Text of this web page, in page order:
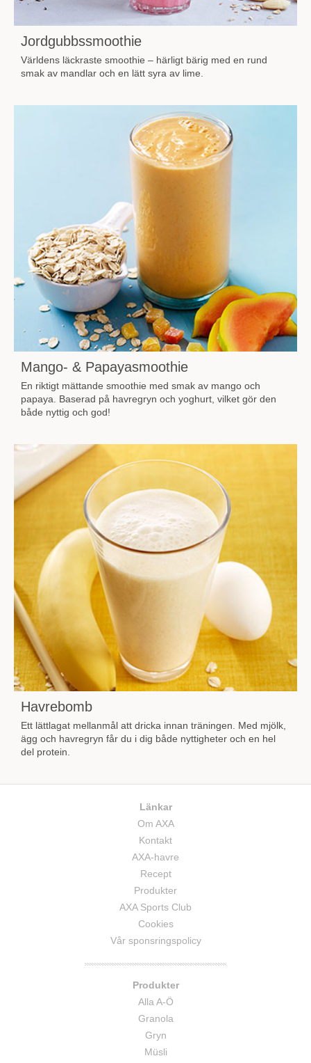
Jordgubbssmoothie
Världens läckraste smoothie – härligt bärig med en rund
smak av mandlar och en lätt syra av lime.
Mango- & Papayasmoothie
En riktigt mättande smoothie med smak av mango och
papaya. Baserad på havregryn och yoghurt, vilket gör den
både nyttig och god!
Havrebomb
Ett lättlagat mellanmål att dricka innan träningen. Med mjölk,
ägg och havregryn får du i dig både nyttigheter och en hel
del protein.
Länkar
Om AXA
Kontakt
AXA-havre
Recept
Produkter
AXA Sports Club
Cookies
Vår sponsringspolicy
Produkter
Alla A-Ö
Granola
Gryn
Müsli